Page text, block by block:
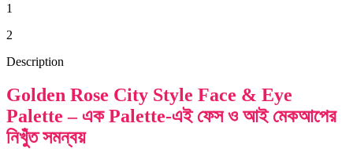
1
2
Description
Golden Rose City Style Face & Eye
Palette – এক Palette-এই ফেস ও আই মেকআপের
নিখুঁত সমন্বয়